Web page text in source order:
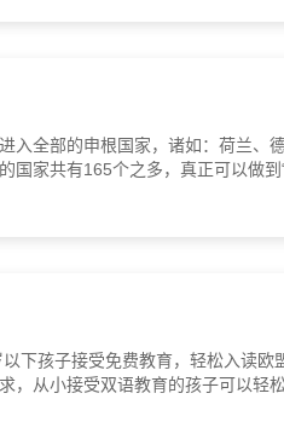
入全部的申根国家，诸如：荷兰、德
国家共有165个之多，真正可以做到
下孩子接受免费教育，轻松入读欧
，从小接受双语教育的孩子可以轻